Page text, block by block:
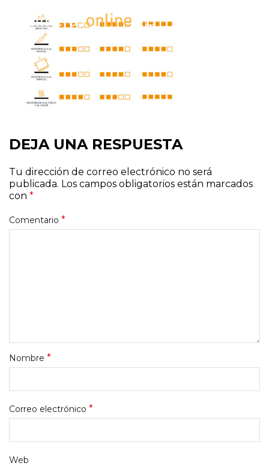
DEJA UNA RESPUESTA
Tu dirección de correo electrónico no será
publicada. Los campos obligatorios están marcados
con *
Comentario *
Nombre *
Correo electrónico *
Web